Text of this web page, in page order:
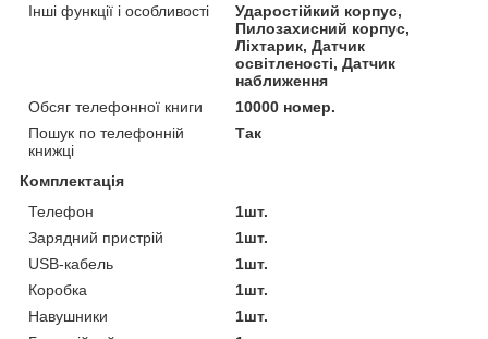
Інші функції і особливості
Ударостійкий корпус,
Пилозахисний корпус,
Ліхтарик, Датчик
освітленості, Датчик
наближення
Обсяг телефонної книги
10000 номер.
Пошук по телефонній
книжці
Так
Комплектація
Телефон
1шт.
Зарядний пристрій
1шт.
USB-кабель
1шт.
Коробка
1шт.
Навушники
1шт.